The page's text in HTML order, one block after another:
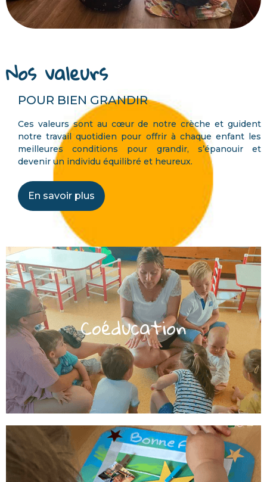
Nos valeurs
POUR BIEN GRANDIR
Ces valeurs sont au cœur de notre crèche et guident
notre travail quotidien pour offrir à chaque enfant les
meilleures conditions pour grandir, s’épanouir et
devenir un individu équilibré et heureux.
En savoir plus
Coéducation​
Nous accordons une grande importance à
l'accompagnement de l'enfant et de sa
famille. La crèche est la continuité de la
famille et réciproquement.​